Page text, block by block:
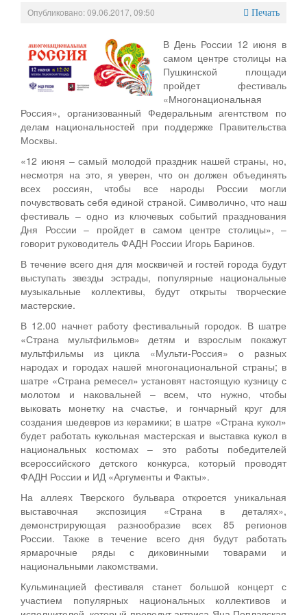
Персональные данные
Оценка регулирующего воздействия
Деятельность МУ
Нормативы градостроительного проектирования
Правила землепользования и застройки
Проекты планировки территории
Собрание депутатов
Городское поселение
Сельские поселения
Опубликовано: 09.06.2017, 09:50 Печать
В День России 12 июня в
самом центре столицы на
Пушкинской площади
пройдет фестиваль
«Многонациональная
Россия», организованный Федеральным агентством по
делам национальностей при поддержке Правительства
Москвы.
«12 июня – самый молодой праздник нашей страны, но,
несмотря на это, я уверен, что он должен объединять
всех россиян, чтобы все народы России могли
почувствовать себя единой страной. Символично, что наш
фестиваль – одно из ключевых событий празднования
Дня России – пройдет в самом центре столицы», –
говорит руководитель ФАДН России Игорь Баринов.
В течение всего дня для москвичей и гостей города будут
выступать звезды эстрады, популярные национальные
музыкальные коллективы, будут открыты творческие
мастерские.
В 12.00 начнет работу фестивальный городок. В шатре
«Страна мультфильмов» детям и взрослым покажут
мультфильмы из цикла «Мульти-Россия» о разных
народах и городах нашей многонациональной страны; в
шатре «Страна ремесел» установят настоящую кузницу с
молотом и наковальней – всем, что нужно, чтобы
выковать монетку на счастье, и гончарный круг для
создания шедевров из керамики; в шатре «Страна кукол»
будет работать кукольная мастерская и выставка кукол в
национальных костюмах – это работы победителей
всероссийского детского конкурса, который проводят
ФАДН России и ИД «Аргументы и Факты».
На аллеях Тверского бульвара откроется уникальная
выставочная экспозиция «Страна в деталях»,
демонстрирующая разнообразие всех 85 регионов
России. Также в течение всего дня будут работать
ярмарочные ряды с диковинными товарами и
национальными лакомствами.
Кульминацией фестиваля станет большой концерт с
участием популярных национальных коллективов и